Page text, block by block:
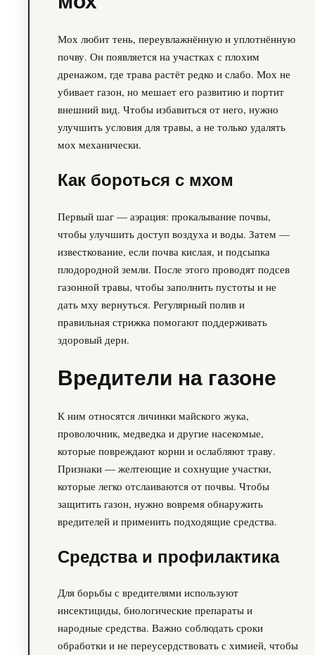
Мох любит тень, переувлажнённую и уплотнённую
почву. Он появляется на участках с плохим
дренажом, где трава растёт редко и слабо. Мох не
убивает газон, но мешает его развитию и портит
внешний вид. Чтобы избавиться от него, нужно
улучшить условия для травы, а не только удалять
мох механически.
Как бороться с мхом
Первый шаг — аэрация: прокалывание почвы,
чтобы улучшить доступ воздуха и воды. Затем —
известкование, если почва кислая, и подсыпка
плодородной земли. После этого проводят подсев
газонной травы, чтобы заполнить пустоты и не
дать мху вернуться. Регулярный полив и
правильная стрижка помогают поддерживать
здоровый дерн.
Вредители на газоне
К ним относятся личинки майского жука,
проволочник, медведка и другие насекомые,
которые повреждают корни и ослабляют траву.
Признаки — желтеющие и сохнущие участки,
которые легко отслаиваются от почвы. Чтобы
защитить газон, нужно вовремя обнаружить
вредителей и применить подходящие средства.
Средства и профилактика
Для борьбы с вредителями используют
инсектициды, биологические препараты и
народные средства. Важно соблюдать сроки
обработки и не переусердствовать с химией, чтобы